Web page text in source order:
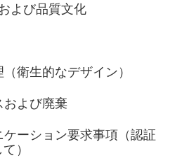
よび品質文化
衛生的なデザイン）
および廃棄
ケーション要求事項（認証
）